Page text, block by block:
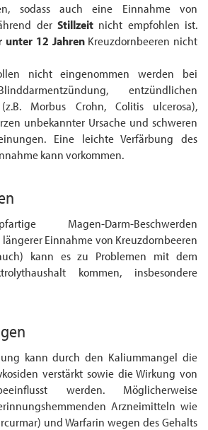
sodass auch eine Einnahme von
der Stillzeit nicht empfohlen ist.
unter 12 JahrenKreuzdornbeeren nicht
nicht eingenommen werden bei
entzündlichen
Morbus Crohn, Colitis ulcerosa),
unbekannter Ursache und schweren
Eine leichte Verfärbung des
kann vor­kommen.
Magen-Darm-Beschwerden
längerer Ein­nahme von Kreuzdornbeeren
kann es zu Problemen mit dem
kommen, insbesondere
kann durch den Kaliummangel die
verstärkt sowie die Wirkung von
werden. Möglicherweise
Arzneimitteln wie
und Warfarin wegen des Gehalts